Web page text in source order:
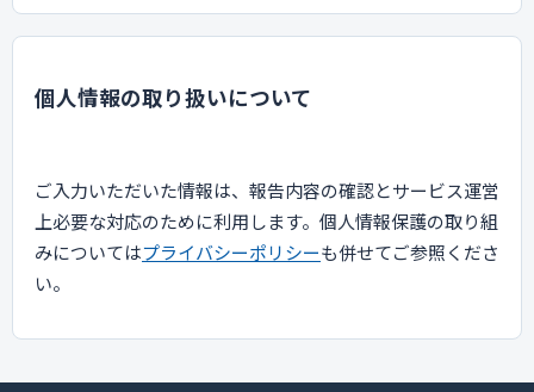
個人情報の取り扱いについて
ご入力いただいた情報は、報告内容の確認とサービス運営
上必要な対応のために利用します。個人情報保護の取り組
みについてはプライバシーポリシーも併せてご参照くださ
い。